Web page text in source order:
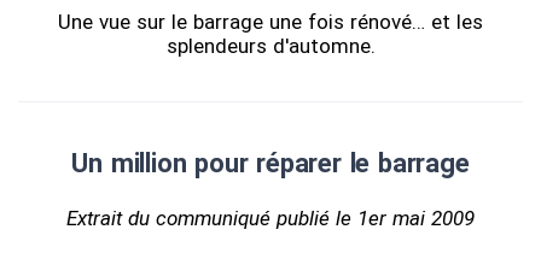
Une vue sur le barrage une fois rénové… et les
splendeurs d'automne.
Un million pour réparer le barrage
Extrait du communiqué publié le 1er mai 2009